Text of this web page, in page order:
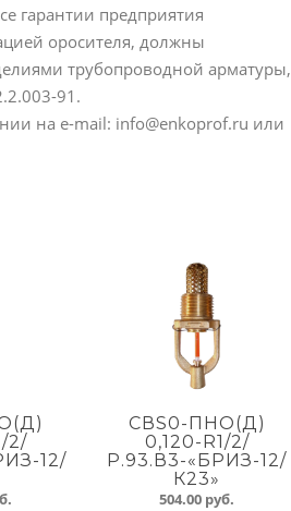
гарантии предприятия
оросителя, должны
трубопроводной арматуры,
91.
на e-mail: info@enkoprof.ru или
2/
12/
СВS0-ПНО(Д)
0,120-R1/2/
Р.93.В3-«БРИЗ-12/
К23»
504.00 руб.